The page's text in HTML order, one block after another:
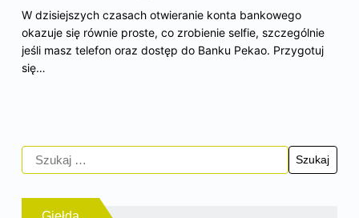
W dzisiejszych czasach otwieranie konta bankowego
okazuje się równie proste, co zrobienie selfie, szczególnie
jeśli masz telefon oraz dostęp do Banku Pekao. Przygotuj
się…